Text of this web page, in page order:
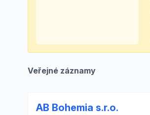
Veřejné záznamy
AB Bohemia s.r.o.